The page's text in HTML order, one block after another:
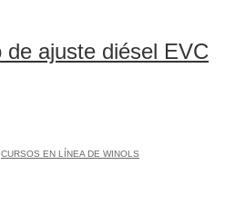
ajuste diésel EVC
CURSOS EN LÍNEA DE WINOLS